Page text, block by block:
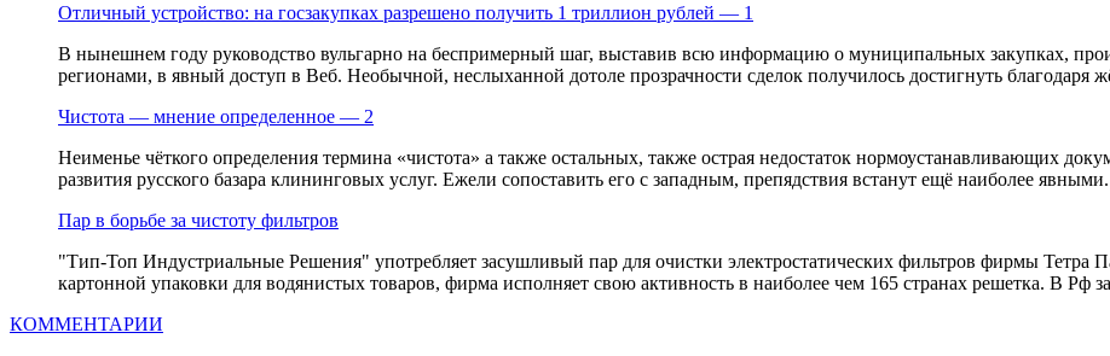
Отличный устройство: на госзакупках разрешено получить 1 триллион рублей — 1
В нынешнем году руководство вульгарно на беспримерный шаг, выставив всю информацию о муниципальных закупках,
регионами, в явный доступ в Веб. Необычной, неслыханной дотоле прозрачности сделок получилось достигнуть благодаря
Чистота — мнение определенное — 2
Неименье чёткого определения термина «чистота» а также остальных, также острая недостаток нормоустанавливающих
развития русского базара клининговых услуг. Ежели сопоставить его с западным, препядствия встанут ещё наиболее
Пар в борьбе за чистоту фильтров
"Тип-Топ Индустриальные Решения" употребляет засушливый пар для очистки электростатических фильтров фирмы Тетра
картонной упаковки для водянистых товаров, фирма исполняет свою активность в наиболее чем 165 странах решетка. В Рф
КОММЕНТАРИИ